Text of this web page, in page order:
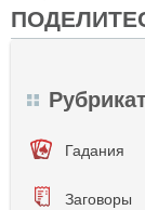
Гадания
Заговоры